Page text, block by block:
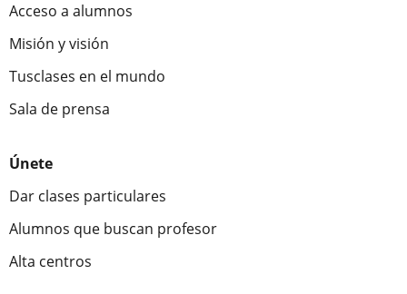
Acceso a alumnos
Misión y visión
Tusclases en el mundo
Sala de prensa
Únete
Dar clases particulares
Alumnos que buscan profesor
Alta centros